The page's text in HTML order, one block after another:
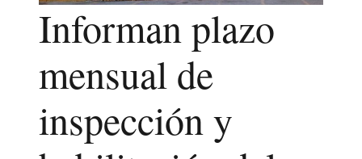
Informan plazo
mensual de
inspección y